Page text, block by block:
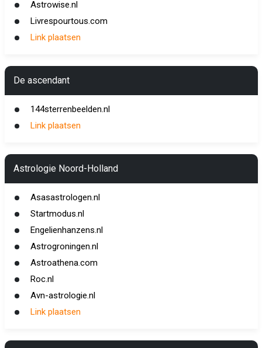
Astrowise.nl
Livrespourtous.com
Link plaatsen
De ascendant
144sterrenbeelden.nl
Link plaatsen
Astrologie Noord-Holland
Asasastrologen.nl
Startmodus.nl
Engelienhanzens.nl
Astrogroningen.nl
Astroathena.com
Roc.nl
Avn-astrologie.nl
Link plaatsen